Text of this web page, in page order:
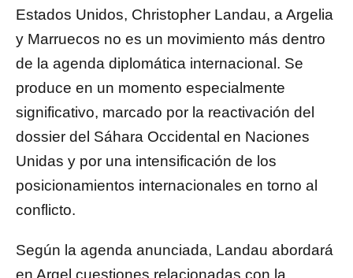
Estados Unidos, Christopher Landau, a Argelia
y Marruecos no es un movimiento más dentro
de la agenda diplomática internacional. Se
produce en un momento especialmente
significativo, marcado por la reactivación del
dossier del Sáhara Occidental en Naciones
Unidas y por una intensificación de los
posicionamientos internacionales en torno al
conflicto.
Según la agenda anunciada, Landau abordará